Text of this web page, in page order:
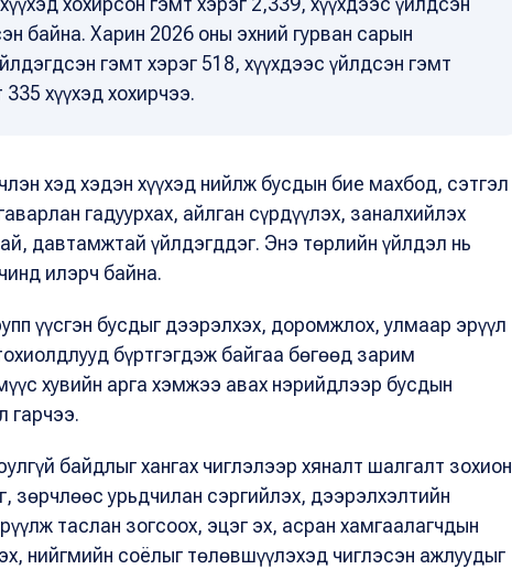
байна. Харин 2026 оны эхний гурван сарын
гэмт хэрэг 518, хүүхдээс үйлдсэн гэмт
хүүхэд хохирчээ.
хэд хэдэн хүүхэд нийлж бусдын бие махбод, сэтгэл
гадуурхах, айлган сүрдүүлэх, заналхийлэх
давтамжтай үйлдэгддэг. Энэ төрлийн үйлдэл нь
илэрч байна.
үүсгэн бусдыг дээрэлхэх, доромжлох, улмаар эрүүл
бүртгэгдэж байгаа бөгөөд зарим
хувийн арга хэмжээ авах нэрийдлээр бусдын
гарчээ.
байдлыг хангах чиглэлээр хяналт шалгалт зохион
зөрчлөөс урьдчилан сэргийлэх, дээрэлхэлтийн
таслан зогсоох, эцэг эх, асран хамгаалагчдын
нийгмийн соёлыг төлөвшүүлэхэд чиглэсэн ажлуудыг